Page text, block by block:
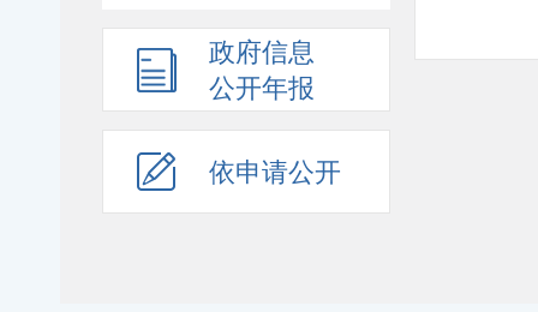
政府信息
公开年报
依申请公开